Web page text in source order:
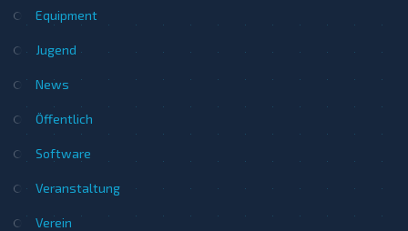
Equipment
Jugend
News
Öffentlich
Software
Veranstaltung
Verein